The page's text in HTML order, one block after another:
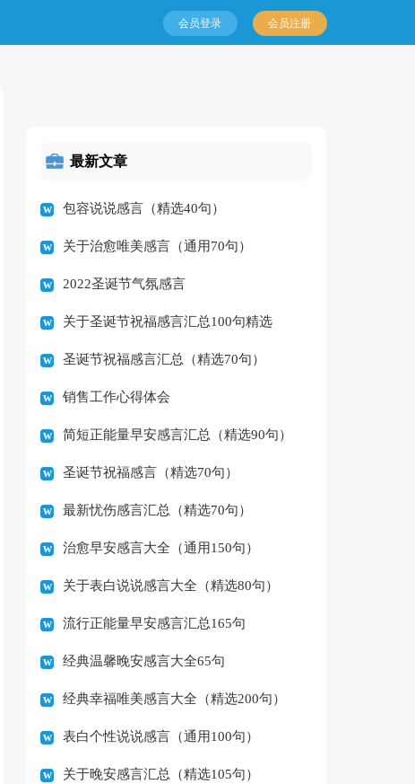
会员登录 会员注册
最新文章
包容说说感言（精选40句）
关于治愈唯美感言（通用70句）
2022圣诞节气氛感言
关于圣诞节祝福感言汇总100句精选
圣诞节祝福感言汇总（精选70句）
销售工作心得体会
简短正能量早安感言汇总（精选90句）
圣诞节祝福感言（精选70句）
最新忧伤感言汇总（精选70句）
治愈早安感言大全（通用150句）
关于表白说说感言大全（精选80句）
流行正能量早安感言汇总165句
经典温馨晚安感言大全65句
经典幸福唯美感言大全（精选200句）
表白个性说说感言（通用100句）
关于晚安感言汇总（精选105句）